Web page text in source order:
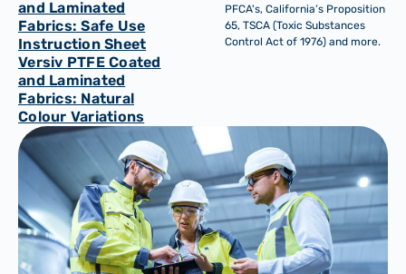
and Laminated
Fabrics: Safe Use
Instruction Sheet
Versiv PTFE Coated
and Laminated
Fabrics: Natural
Colour Variations
PFCA's, California’s Proposition
65, TSCA (Toxic Substances
Control Act of 1976) and more.